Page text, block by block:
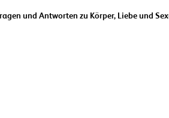
und Antworten zu Körper, Liebe und